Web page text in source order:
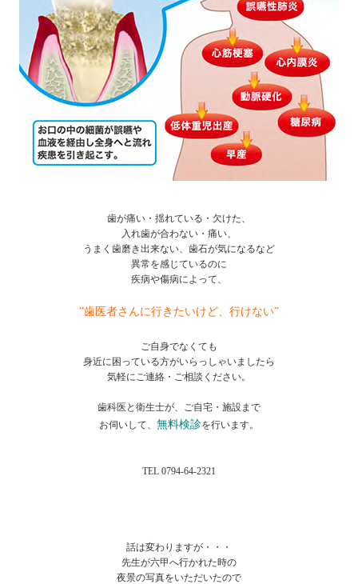
歯が痛い・揺れている・欠けた、
入れ歯が合わない・痛い、
うまく歯磨き出来ない、歯石が気になるなど
異常を感じているのに
疾病や傷病によって、
”歯医者さんに行きたいけど、行けない”
ご自身でなくても
身近に困っている方がいらっしゃいましたら
気軽にご連絡・ご相談ください。
歯科医と衛生士が、ご自宅・施設まで
お伺いして、 無料検診を行います。
TEL 0794-64-2321
話は変わりますが・・・
先生が六甲へ行かれた時の
夜景の写真をいただいたので